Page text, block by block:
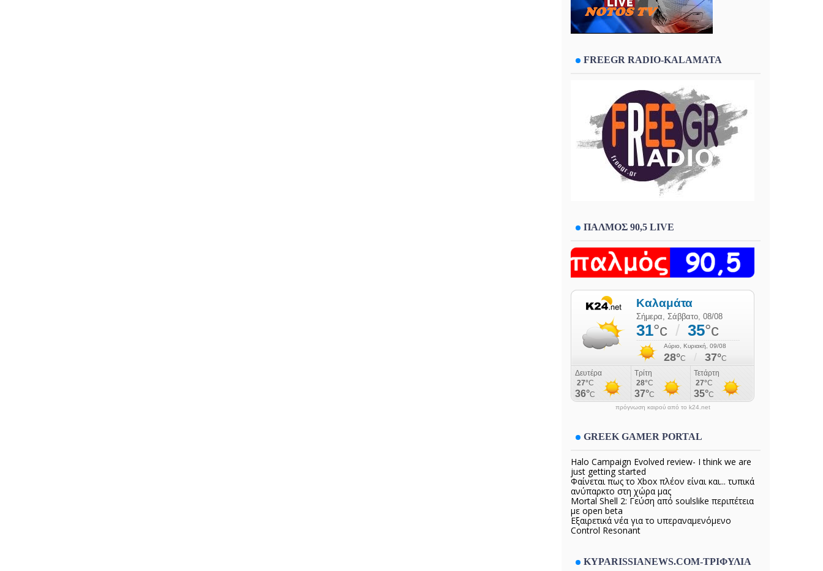
FREEGR RADIO-KALAMATA
ΠΑΛΜΟΣ 90,5 LIVE
πρόγνωση καιρού από το k24.net
GREEK GAMER PORTAL
Halo Campaign Evolved review- I think we are
just getting started
Φαίνεται πως το Xbox πλέον είναι και... τυπικά
ανύπαρκτο στη χώρα μας
Mortal Shell 2: Γεύση από soulslike περιπέτεια
με open beta
Εξαιρετικά νέα για το υπεραναμενόμενο
Control Resonant
KYPARISSIANEWS.COM-ΤΡΙΦΥΛΙΑ